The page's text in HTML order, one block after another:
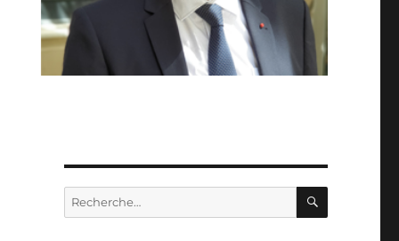
Recherche
pour :